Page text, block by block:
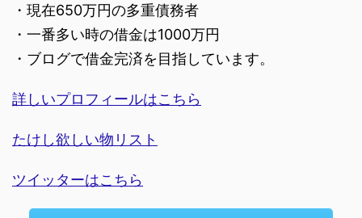
・現在650万円の多重債務者
・一番多い時の借金は1000万円
・ブログで借金完済を目指しています。
詳しいプロフィールはこちら
たけし欲しい物リスト
ツイッターはこちら